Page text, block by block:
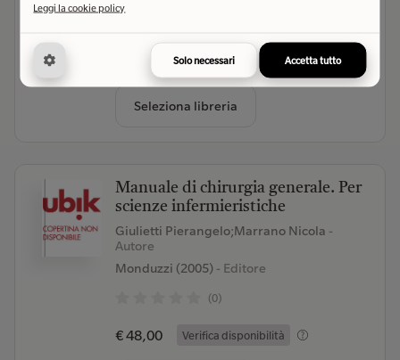
Verifica disponibilità
Seleziona libreria
Manuale di chirurgia generale. Per
scienze infermieristiche
Giulietti Pierangelo;Marrano Nicola -
Autore
Monduzzi (2005)- Editore
(0)
€ 48,00 Verifica disponibilità
Leggi la cookie policy
Solo necessari Accetta tutto